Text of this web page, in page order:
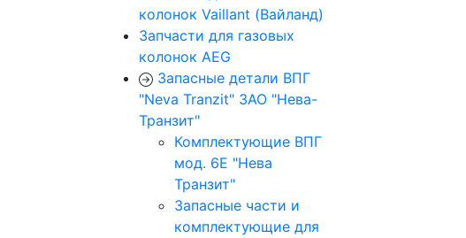
колонок Vaillant (Вайланд)
Запчасти для газовых
колонок AEG
Запасные детали ВПГ
"Neva Tranzit" ЗАО "Нева-
Транзит"
Комплектующие ВПГ
мод. 6Е "Нева
Транзит"
Запасные части и
комплектующие для